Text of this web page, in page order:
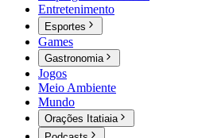
Entretenimento
Esportes
Games
Gastronomia
Jogos
Meio Ambiente
Mundo
Orações Itatiaia